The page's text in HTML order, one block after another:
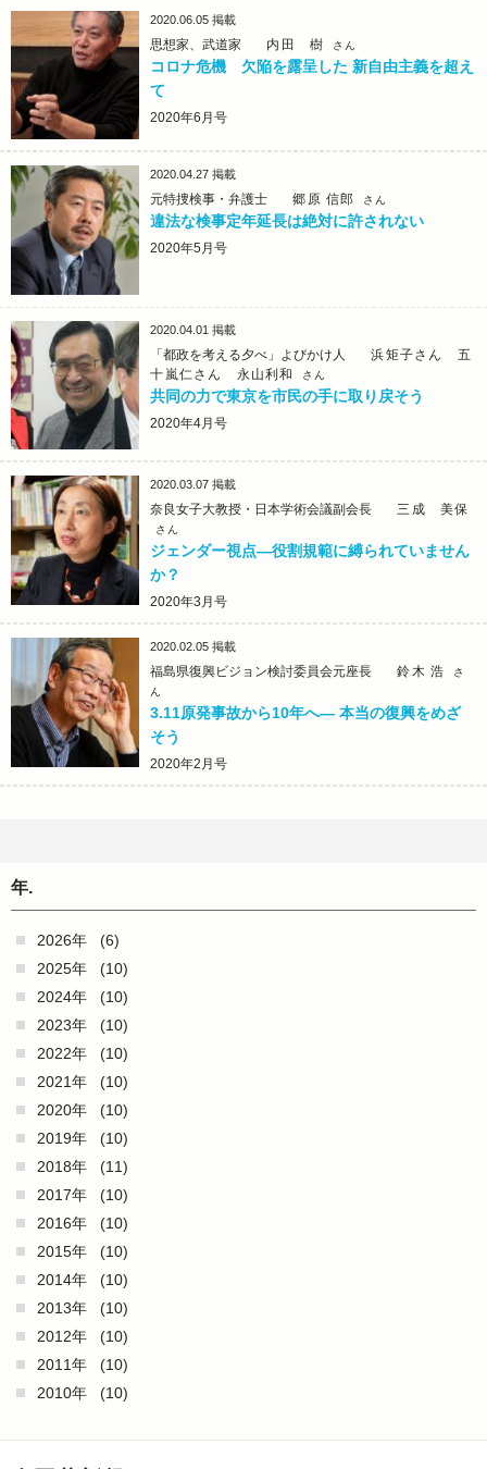
2020.06.05 掲載
思想家、武道家 内田 樹 さん
コロナ危機 欠陥を露呈した 新自由主義を超え
て
2020年6月号
2020.04.27 掲載
元特捜検事・弁護士 郷原 信郎 さん
違法な検事定年延長は絶対に許されない
2020年5月号
2020.04.01 掲載
「都政を考える夕べ」よびかけ人
浜矩子さん 五
十嵐仁さん 永山利和
さん
共同の力で東京を市民の手に取り戻そう
2020年4月号
2020.03.07 掲載
奈良女子大教授・日本学術会議副会長 三成 美保
さん
ジェンダー視点―役割規範に縛られていません
か？
2020年3月号
2020.02.05 掲載
福島県復興ビジョン検討委員会元座長 鈴木 浩
さ
ん
3.11原発事故から10年へ― 本当の復興をめざ
そう
2020年2月号
年.
2026年
(6)
2025年
(10)
2024年
(10)
2023年
(10)
2022年
(10)
2021年
(10)
2020年
(10)
2019年
(10)
2018年
(11)
2017年
(10)
2016年
(10)
2015年
(10)
2014年
(10)
2013年
(10)
2012年
(10)
2011年
(10)
2010年
(10)